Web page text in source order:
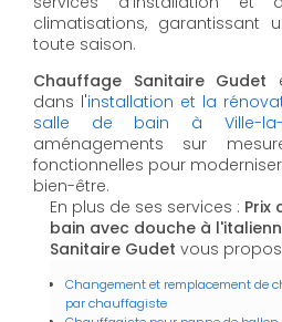
climatisations, garantissant
toute saison.
Chauffage Sanitaire Gudet
dans l'installation et la
salle de bain à Ville-la-
aménagements sur
fonctionnelles pour
bien-être.
En plus de ses services : Prix
bain avec douche à
Sanitaire Gudet vous
Changement et remplacement de
par chauffagiste